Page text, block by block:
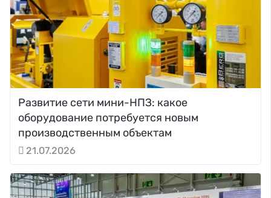
Развитие сети мини-НПЗ: какое
оборудование потребуется новым
производственным объектам
21.07.2026